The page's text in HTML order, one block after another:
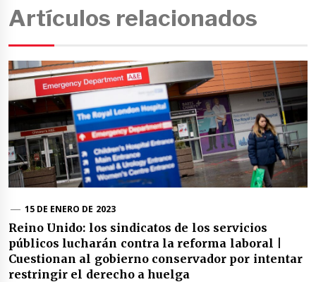
Artículos relacionados
15 DE ENERO DE 2023
Reino Unido: los sindicatos de los servicios
públicos lucharán contra la reforma laboral |
Cuestionan al gobierno conservador por intentar
restringir el derecho a huelga